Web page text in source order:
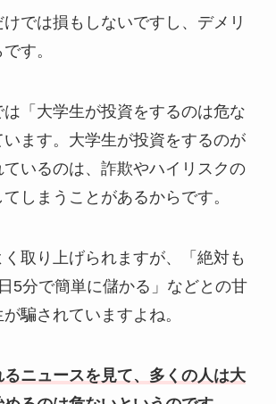
では損もしないですし、デメリ
す。
は「大学生が投資をするのは危な
ます。大学生が投資をするのが
いるのは、詐欺やハイリスクの
しまうことがあるからです。
取り上げられますが、「絶対も
5分で簡単に儲かる」などとの甘
騙されていますよね。
ニュースを見て、多くの人は大